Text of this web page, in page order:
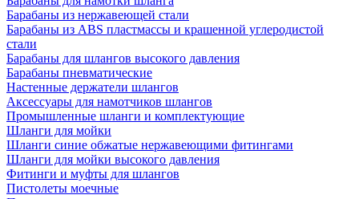
Барабаны из нержавеющей стали
Барабаны из ABS пластмассы и крашенной углеродистой
стали
Барабаны для шлангов высокого давления
Барабаны пневматические
Настенные держатели шлангов
Аксессуары для намотчиков шлангов
Промышленные шланги и комплектующие
Шланги для мойки
Шланги синие обжатые нержавеющими фитингами
Шланги для мойки высокого давления
Фитинги и муфты для шлангов
Пистолеты моечные